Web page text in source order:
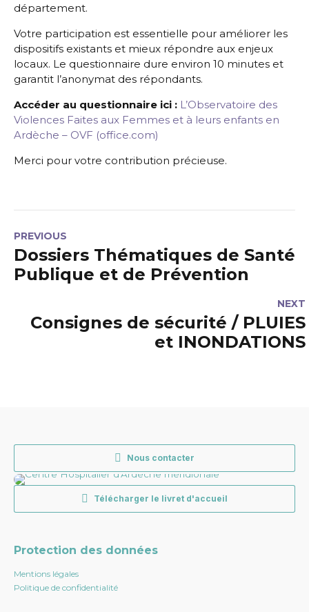
département.
Votre participation est essentielle pour améliorer les
dispositifs existants et mieux répondre aux enjeux
locaux. Le questionnaire dure environ 10 minutes et
garantit l’anonymat des répondants.
Accéder au questionnaire ici : L’Observatoire des
Violences Faites aux Femmes et à leurs enfants en
Ardèche – OVF (office.com)
Merci pour votre contribution précieuse.
PREVIOUS
Dossiers Thématiques de Santé
Publique et de Prévention
NEXT
Consignes de sécurité / PLUIES
et INONDATIONS
Nous contacter
Télécharger le livret d'accueil
Protection des données
Mentions légales
Politique de confidentialité